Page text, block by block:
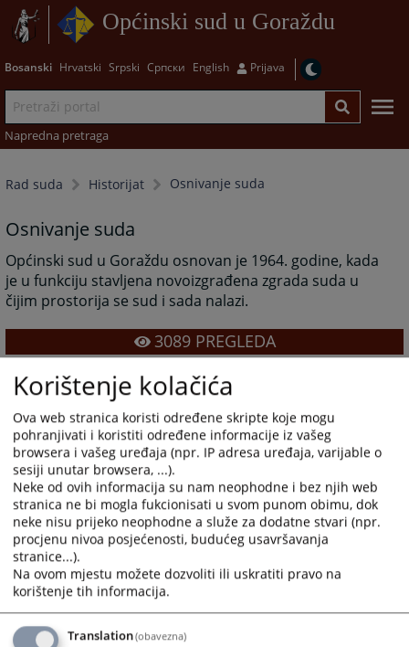
Općinski sud u Goraždu
Bosanski Hrvatski Srpski Српски English Prijava
Napredna pretraga
Rad suda Historijat Osnivanje suda
Osnivanje suda
Općinski sud u Goraždu osnovan je 1964. godine, kada
je u funkciju stavljena novoizgrađena zgrada suda u
čijim prostorija se sud i sada nalazi.
3089PREGLEDA
Korištenje kolačića
Ova web stranica koristi određene skripte koje mogu
pohranjivati i koristiti određene informacije iz vašeg
browsera i vašeg uređaja (npr. IP adresa uređaja, varijable o
sesiji unutar browsera, ...).
Neke od ovih informacija su nam neophodne i bez njih web
stranica ne bi mogla fukcionisati u svom punom obimu, dok
neke nisu prijeko neophodne a služe za dodatne stvari (npr.
procjenu nivoa posjećenosti, budućeg usavršavanja
stranice...).
Na ovom mjestu možete dozvoliti ili uskratiti pravo na
korištenje tih informacija.
Translation(obavezna)